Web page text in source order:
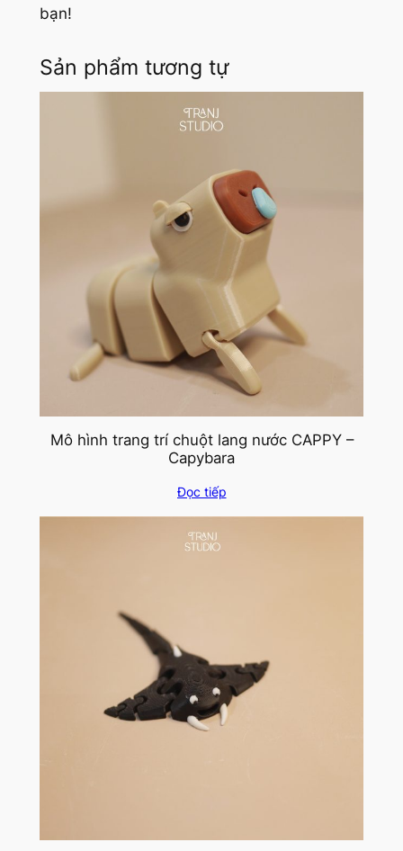
bạn!
Sản phẩm tương tự
Mô hình trang trí chuột lang nước CAPPY –
Capybara
Đọc tiếp